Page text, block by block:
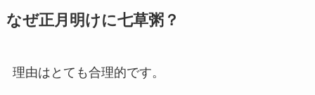
なぜ正月明けに七草粥？
理由はとても合理的です。